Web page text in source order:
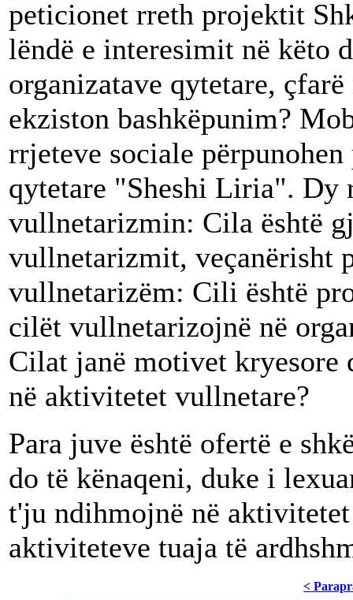
peticionet rreth projektit
lëndë e interesimit në këto
organizatave qytetare,
ekziston bashkëpunim?
rrjeteve sociale
qytetare "Sheshi Liria". Dy
vullnetarizmin: Cila është
vullnetarizmit, veçanërisht
vullnetarizëm: Cili është
cilët vullnetarizojnё në
Cilat janë motivet kryesore
në aktivitetet vullnetare?
Para juve është ofertë e
do të kënaqeni, duke i
t'ju ndihmojnë në
aktiviteteve tuaja të
<